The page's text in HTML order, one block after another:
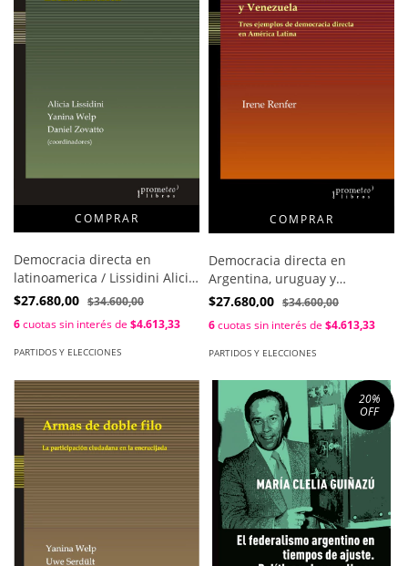
Democracia directa en
latinoamerica / Lissidini Alicia
, Welp Yanina , Zovatto Daniel
$27.680,00 $34.600,00
6cuotas sin interés de $4.613,33
PARTIDOS Y ELECCIONES
Democracia directa en
Argentina, uruguay y
venezuela / Renfer Irene
$27.680,00 $34.600,00
6cuotas sin interés de $4.613,33
PARTIDOS Y ELECCIONES
20%
OFF